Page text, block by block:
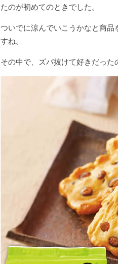
たのが初めてのときでした。
ついでに涼んでいこうかなと商
すね。
その中で、ズバ抜けて好きだった